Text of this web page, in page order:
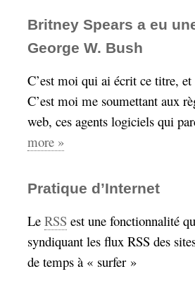
Britney Spears a eu
George W. Bush
C’est moi qui ai écrit ce titre,
C’est moi me soumettant aux
web, ces agents logiciels qui
more »
Pratique d’Internet
Le RSS est une fonctionnalité
syndiquant les flux RSS des
de temps à « surfer »